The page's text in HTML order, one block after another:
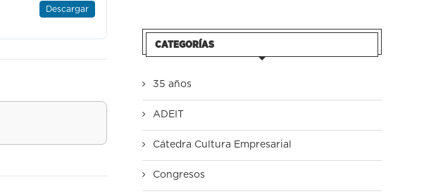
Descargar
CATEGORÍAS
35 años
ADEIT
Cátedra Cultura Empresarial
Congresos